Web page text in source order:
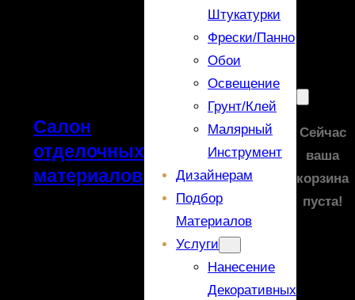
Салон
отделочных
материалов
Штукатурки
Фрески/панно
Обои
Освещение
Грунт/Клей
Малярный
Инструмент
Дизайнерам
Подбор
Материалов
Услуги
Нанесение
Декоративных
Сейчас
ваша
корзина
пуста!